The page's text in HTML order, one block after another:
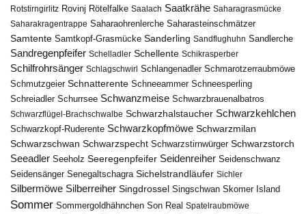
Rotstirngirlitz Rovinj Rötelfalke Saalach Saatkrähe Saharagrasmücke
Saharakragentrappe Saharaohrenlerche Saharasteinschmätzer
Samtente Samtkopf-Grasmücke Sanderling Sandflughuhn Sandlerche
Sandregenpfeifer Schelladler Schellente Schikrasperber
Schilfrohrsänger Schlagschwirl Schlangenadler Schmarotzerraubmöwe
Schmutzgeier Schnatterente Schneeammer Schneesperling
Schreiadler Schurrsee Schwanzmeise Schwarzbrauenalbatros
Schwarzflügel-Brachschwalbe Schwarzhalstaucher Schwarzkehlchen
Schwarzkopf-Ruderente Schwarzkopfmöwe Schwarzmilan
Schwarzschwan Schwarzspecht Schwarzstirnwürger Schwarzstorch
Seeadler Seeholz Seeregenpfeifer Seidenreiher Seidenschwanz
Seidensänger Senegaltschagra Sichelstrandläufer Sichler
Silbermöwe Silberreiher Singdrossel Singschwan Skomer Island
Sommer Sommergoldhähnchen Son Real Spatelraubmöwe